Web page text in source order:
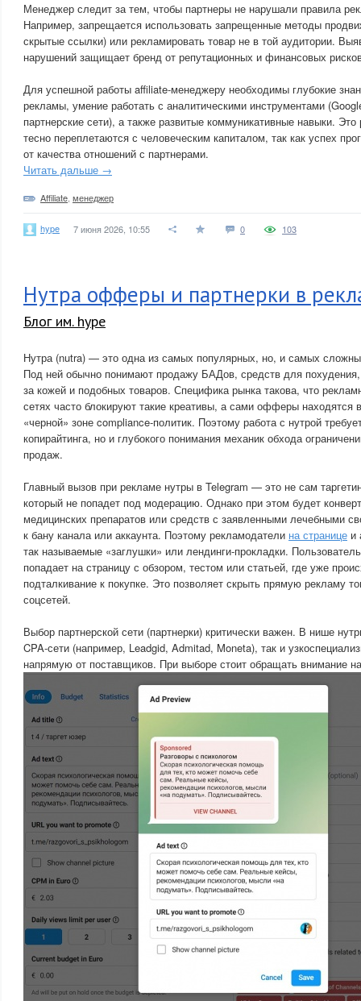
Менеджер следит за тем, чтобы партнеры не нарушали правила
Например, запрещается использовать запрещенные методы
скрытые ссылки) или рекламировать товар не в той аудитории.
нарушений защищает бренд от репутационных и финансовых
Для успешной работы affiliate-менеджеру необходимы глубокие
рекламы, умение работать с аналитическими инструментами
партнерские сети), а также развитые коммуникативные навыки.
тесно переплетаются с человеческим капиталом, так как успех
от качества отношений с партнерами.
Читать дальше →
Affiliate менеджер
hype 7 июня 2026, 10:55 0 103
Нутра офферы и партнерки в
Блог им. hype
Нутра (nutra) — это одна из самых популярных, но, и самых
Под ней обычно понимают продажу БАДов, средств для
за кожей и подобных товаров. Специфика рынка такова, что
сетях часто блокируют такие креативы, а сами офферы находятся
«черной» зоне compliance-политик. Поэтому работа с нутрой
копирайтинга, но и глубокого понимания механик обхода
продаж.
Главный вызов при рекламе нутры в Telegram — это не сам
который не попадет под модерацию. Однако при этом будет
медицинских препаратов или средств с заявленными лечебными
к бану канала или аккаунта. Поэтому рекламодатели на странице и
так называемые «заглушки» или лендинги-прокладки.
попадает на страницу с обзором, тестом или статьей, где уже
подталкивание к покупке. Это позволяет скрыть прямую рекламу
соцсетей.
Выбор партнерской сети (партнерки) критически важен. В нише
CPA-сети (например, Leadgid, Admitad, Moneta), так и
напрямую от поставщиков. При выборе стоит обращать внимание